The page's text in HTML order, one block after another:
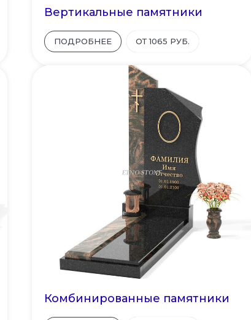
Вертикальные памятники
ПОДРОБНЕЕ ОТ 1065 РУБ.
Комбинированные памятники